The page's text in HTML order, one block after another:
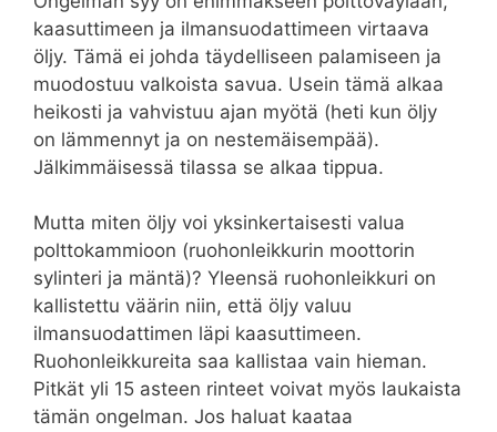
kaasuttimeen ja ilmansuodattimeen virtaava
öljy. Tämä ei johda täydelliseen palamiseen ja
muodostuu valkoista savua. Usein tämä alkaa
heikosti ja vahvistuu ajan myötä (heti kun öljy
on lämmennyt ja on nestemäisempää).
Jälkimmäisessä tilassa se alkaa tippua.
Mutta miten öljy voi yksinkertaisesti valua
polttokammioon (ruohonleikkurin moottorin
sylinteri ja mäntä)? Yleensä ruohonleikkuri on
kallistettu väärin niin, että öljy valuu
ilmansuodattimen läpi kaasuttimeen.
Ruohonleikkureita saa kallistaa vain hieman.
Pitkät yli 15 asteen rinteet voivat myös laukaista
tämän ongelman. Jos haluat kaataa